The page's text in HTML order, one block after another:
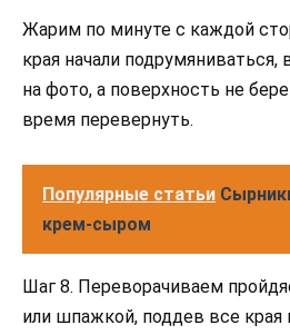
Жарим по минуте с каждой
края начали
на фото, а поверхность не
время перевернуть.
Популярные статьи
крем-сыром
Шаг 8. Переворачиваем
или шпажкой, поддев все края